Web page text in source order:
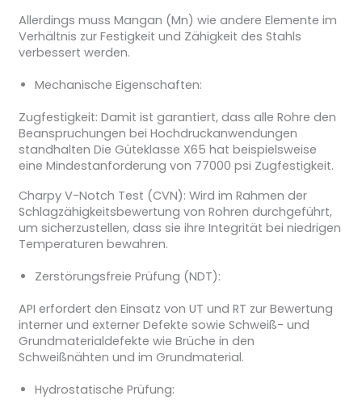
Allerdings muss Mangan (Mn) wie andere Elemente im
Verhältnis zur Festigkeit und Zähigkeit des Stahls
verbessert werden.
Mechanische Eigenschaften:
Zugfestigkeit: Damit ist garantiert, dass alle Rohre den
Beanspruchungen bei Hochdruckanwendungen
standhalten Die Güteklasse X65 hat beispielsweise
eine Mindestanforderung von 77000 psi Zugfestigkeit.
Charpy V-Notch Test (CVN): Wird im Rahmen der
Schlagzähigkeitsbewertung von Rohren durchgeführt,
um sicherzustellen, dass sie ihre Integrität bei niedrigen
Temperaturen bewahren.
Zerstörungsfreie Prüfung (NDT):
API erfordert den Einsatz von UT und RT zur Bewertung
interner und externer Defekte sowie Schweiß- und
Grundmaterialdefekte wie Brüche in den
Schweißnähten und im Grundmaterial.
Hydrostatische Prüfung: